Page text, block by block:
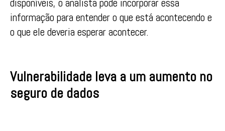
disponíveis, o analista pode incorporar essa
informação para entender o que está acontecendo e
o que ele deveria esperar acontecer.
Vulnerabilidade leva a um aumento no
seguro de dados